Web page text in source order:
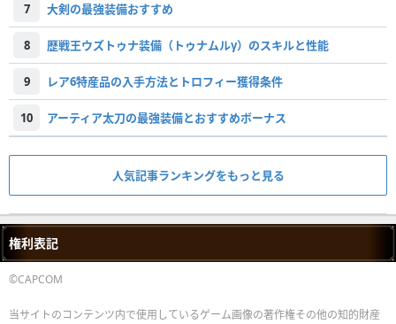
7 大剣の最強装備おすすめ
8 歴戦王ウズトゥナ装備（トゥナムルγ）のスキルと性能
9 レア6特産品の入手方法とトロフィー獲得条件
10 アーティア太刀の最強装備とおすすめボーナス
人気記事ランキングをもっと見る
権利表記
©CAPCOM
当サイトのコンテンツ内で使用しているゲーム画像の著作権その他の知的財産